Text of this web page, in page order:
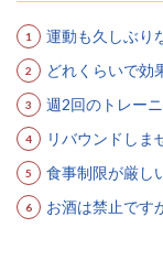
運動も久しぶり
どれくらいで効
週2回のトレー
リバウンドしま
食事制限が厳し
お酒は禁止です